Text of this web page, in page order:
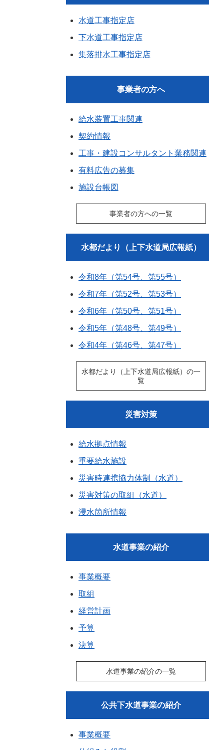
水道工事指定店
下水道工事指定店
集落排水工事指定店
事業者の方へ
給水装置工事関連
契約情報
工事・建設コンサルタント業務関連
有料広告の募集
施設台帳図
事業者の方への一覧
水都だより（上下水道局広報紙）
令和8年（第54号、第55号）
令和7年（第52号、第53号）
令和6年（第50号、第51号）
令和5年（第48号、第49号）
令和4年（第46号、第47号）
水都だより（上下水道局広報紙）の一
覧
災害対策
給水拠点情報
重要給水施設
災害時連携協力体制（水道）
災害対策の取組（水道）
浸水箇所情報
水道事業の紹介
事業概要
取組
経営計画
予算
決算
水道事業の紹介の一覧
公共下水道事業の紹介
事業概要